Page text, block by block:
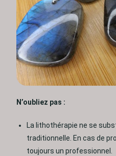
N’oubliez pas :
La lithothérapie ne se
traditionnelle. En cas de
toujours un professionnel.